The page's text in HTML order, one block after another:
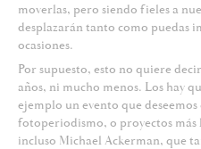
moverlas, pero siendo fieles a
desplazarán tanto como puedas
ocasiones.
Por supuesto, esto no quiere
años, ni mucho menos. Los hay
ejemplo un evento que
fotoperiodismo, o proyectos más
incluso Michael Ackerman, que